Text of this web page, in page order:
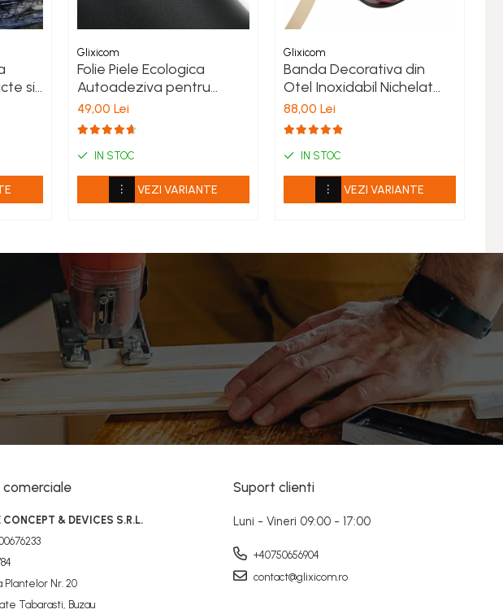
Glixicom
Folie Piele Ecologica
Autoadeziva pentru
Reconditionare Mobilier
sau Obiecte 50 x 138 cm
49,00 Lei
IN STOC
VEZI VARIANTE
Glixicom
Banda Decorativa din
Otel Inoxidabil Nichelat
Auriu Autoadeziva
Glixicom pentru
Lungime 5 m Latime 2 cm
88,00 Lei
IN STOC
VEZI VARIANTE
CONCEPT & DEVICES S.R.L.
Plantelor Nr. 20
Tabarasti, Buzau
Suport clienti
Luni - Vineri 09:00 - 17:00
+40750656904
contact@glixicom.ro